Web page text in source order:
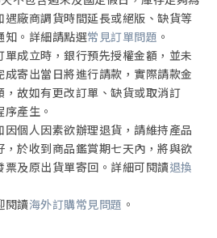
遇廠商調貨時間延長或絕版、缺貨等
知。詳細請點選常見訂單問題 。
單成立時，銀行預先授權金額，並未
成寄出當日將進行請款，實際請款金
，故如有更改訂單、缺貨或取消訂
產生。
因個人因素欲辦理退貨，請維持產品
，於收到商品鑑賞期七天內，將與欲
票及原出貨單寄回。詳細可閱讀退換
閱讀海外訂購常見問題 。